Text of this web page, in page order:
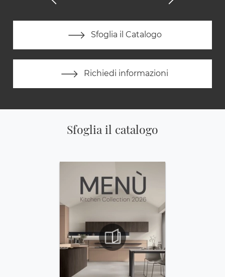
Sfoglia il Catalogo
Richiedi informazioni
Sfoglia il catalogo